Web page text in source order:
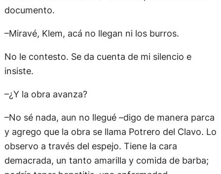
documento.
–Miravé, Klem, acá no llegan ni los burros.
No le contesto. Se da cuenta de mi silencio e
insiste.
–¿Y la obra avanza?
–No sé nada, aun no llegué –digo de manera parca
y agrego que la obra se llama Potrero del Clavo. Lo
observo a través del espejo. Tiene la cara
demacrada, un tanto amarilla y comida de barba;